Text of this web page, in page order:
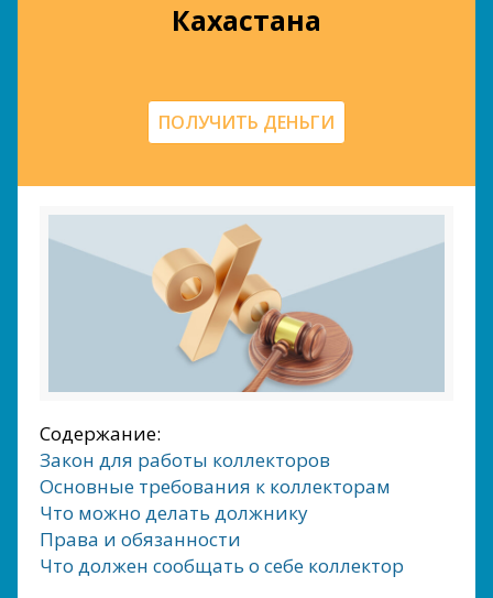
Кахастана
ПОЛУЧИТЬ ДЕНЬГИ
Содержание:
Закон для работы коллекторов
Основные требования к коллекторам
Что можно делать должнику
Права и обязанности
Что должен сообщать о себе коллектор